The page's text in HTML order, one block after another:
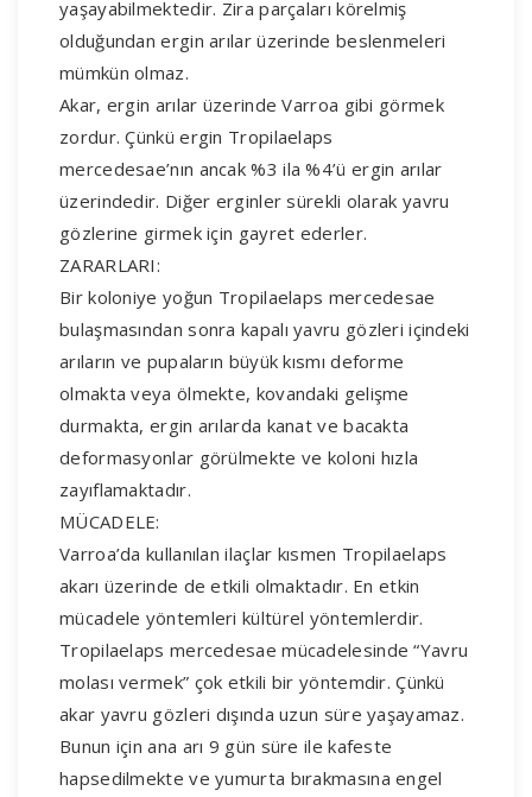
yaşayabilmektedir. Zira parçaları körelmiş
olduğundan ergin arılar üzerinde beslenmeleri
mümkün olmaz.
Akar, ergin arılar üzerinde Varroa gibi görmek
zordur. Çünkü ergin Tropilaelaps
mercedesae’nın ancak %3 ila %4’ü ergin arılar
üzerindedir. Diğer erginler sürekli olarak yavru
gözlerine girmek için gayret ederler.
ZARARLARI:
Bir koloniye yoğun Tropilaelaps mercedesae
bulaşmasından sonra kapalı yavru gözleri içindeki
arıların ve pupaların büyük kısmı deforme
olmakta veya ölmekte, kovandaki gelişme
durmakta, ergin arılarda kanat ve bacakta
deformasyonlar görülmekte ve koloni hızla
zayıflamaktadır.
MÜCADELE:
Varroa’da kullanılan ilaçlar kısmen Tropilaelaps
akarı üzerinde de etkili olmaktadır. En etkin
mücadele yöntemleri kültürel yöntemlerdir.
Tropilaelaps mercedesae mücadelesinde “Yavru
molası vermek” çok etkili bir yöntemdir. Çünkü
akar yavru gözleri dışında uzun süre yaşayamaz.
Bunun için ana arı 9 gün süre ile kafeste
hapsedilmekte ve yumurta bırakmasına engel